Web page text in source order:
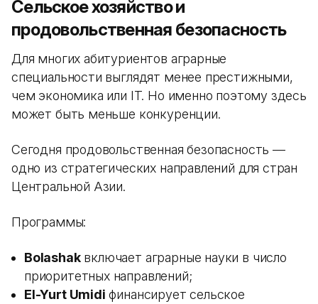
Сельское хозяйство и
продовольственная безопасность
Для многих абитуриентов аграрные
специальности выглядят менее престижными,
чем экономика или IT. Но именно поэтому здесь
может быть меньше конкуренции.
Сегодня продовольственная безопасность —
одно из стратегических направлений для стран
Центральной Азии.
Программы:
Bolashakвключает аграрные науки в число
приоритетных направлений;
El-Yurt Umidi финансирует сельское